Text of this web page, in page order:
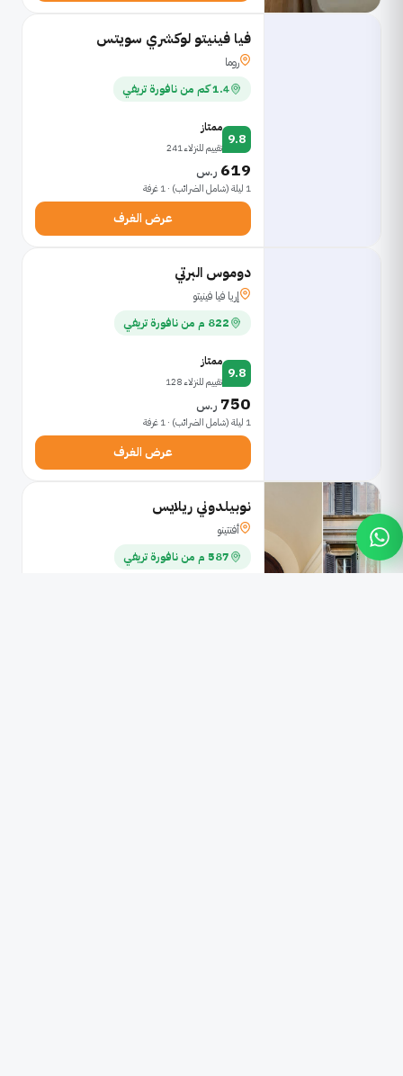
فيا فينيتو لوكشري سويتس
روما
1.4 كم من نافورة تريفي
9.8
ممتاز
تقييم للنزلاء 241
619 ر.س
1 ليلة (شامل الضرائب) · 1 غرفة
عرض الغرف
دوموس البرتي
إريا فيا فينيتو
822 م من نافورة تريفي
9.8
ممتاز
تقييم للنزلاء 128
750 ر.س
1 ليلة (شامل الضرائب) · 1 غرفة
عرض الغرف
نوبيلدوني ريلايس
أفنتينو
587 م من نافورة تريفي